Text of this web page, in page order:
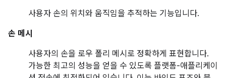
사용자 손의 위치와 움직임을 추적하는 기능입니다.
손 메시
사용자의 손을 로우 폴리 메시로 정확하게 표현합니다.
가능한 최고의 성능을 얻을 수 있도록 플랫폼-애플리케이